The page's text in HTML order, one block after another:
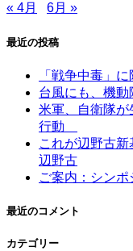
« 4月
6月 »
最近の投稿
「戦争中毒」
台風にも、機
米軍、自衛隊が
行動
これが辺野古
辺野古
ご案内：シンポ
最近のコメント
カテゴリー